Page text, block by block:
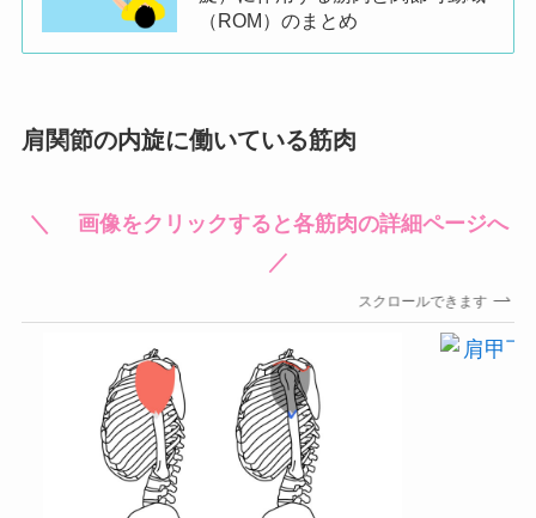
（ROM）のまとめ
肩関節の内旋に働いている筋肉
＼ 画像をクリックすると各筋肉の詳細ページへ
／
スクロールできます